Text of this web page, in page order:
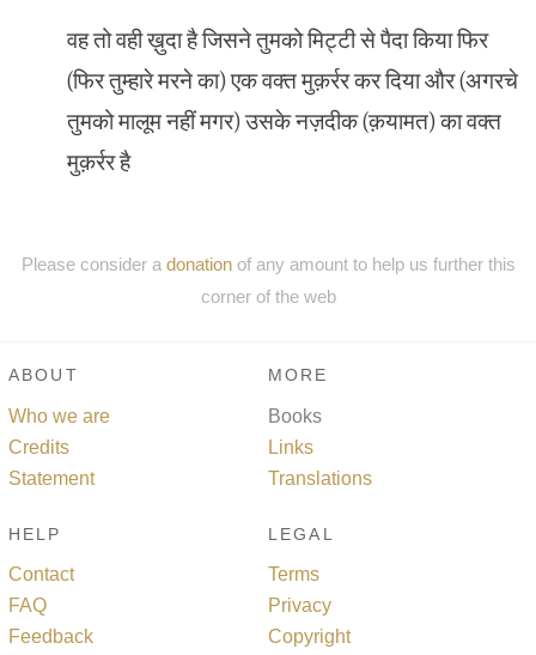
वह तो वही ख़ुदा है जिसने तुमको मिट्टी से पैदा किया फिर
(फिर तुम्हारे मरने का) एक वक्त मुक़र्रर कर दिया और (अगरचे
तुमको मालूम नहीं मगर) उसके नज़दीक (क़यामत) का वक्त
मुक़र्रर है
Please consider a donationof any amount to help us further this
corner of the web
ABOUT
Who we are
Credits
Statement
MORE
Books
Links
Translations
HELP
Contact
FAQ
Feedback
LEGAL
Terms
Privacy
Copyright